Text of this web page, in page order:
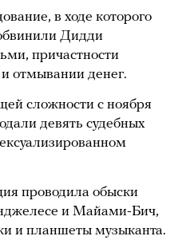
в ходе которого
Дидди
причастности
отмывании денег.
сложности с ноября
девять судебных
проводила обыски
и Майами-Бич,
и планшеты музыканта.